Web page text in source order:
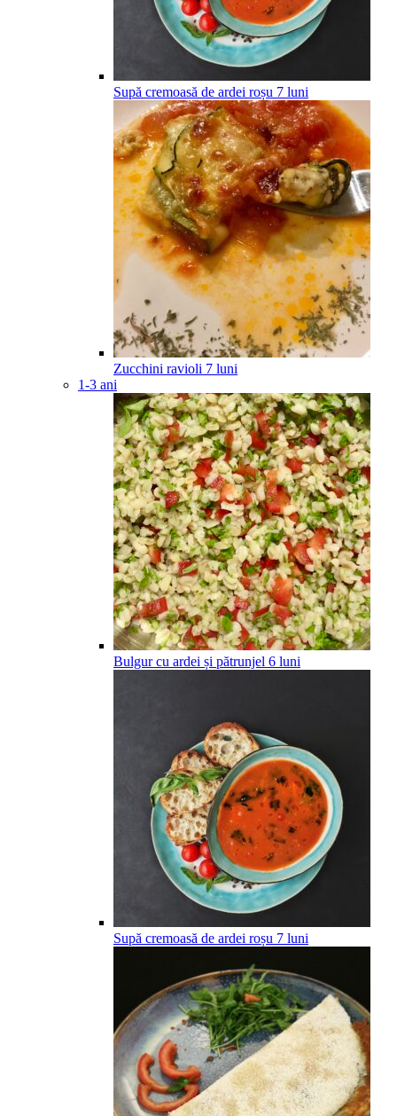
Supă cremoasă de ardei roșu 7 luni
Zucchini ravioli 7 luni
1-3 ani
Bulgur cu ardei și pătrunjel 6 luni
Supă cremoasă de ardei roșu 7 luni